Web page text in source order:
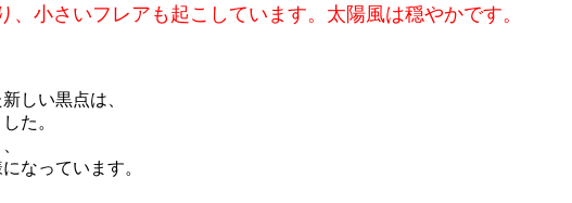
、小さいフレアも起こしています。太陽風は穏やかです。
しい黒点は、
た。
なっています。